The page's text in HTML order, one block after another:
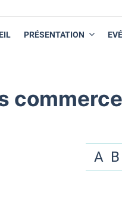
PRÉSENTATION
A B